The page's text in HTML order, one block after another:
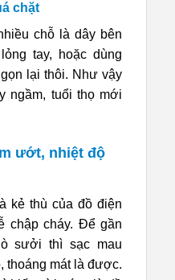
chặt
chỗ là dây bên
tay, hoặc dùng
lại thôi. Như vậy
ngầm, tuổi thọ mới
ướt, nhiệt độ
kẻ thù của đồ điện
chập cháy. Để gần
sưởi thì sạc mau
thoáng mát là được.